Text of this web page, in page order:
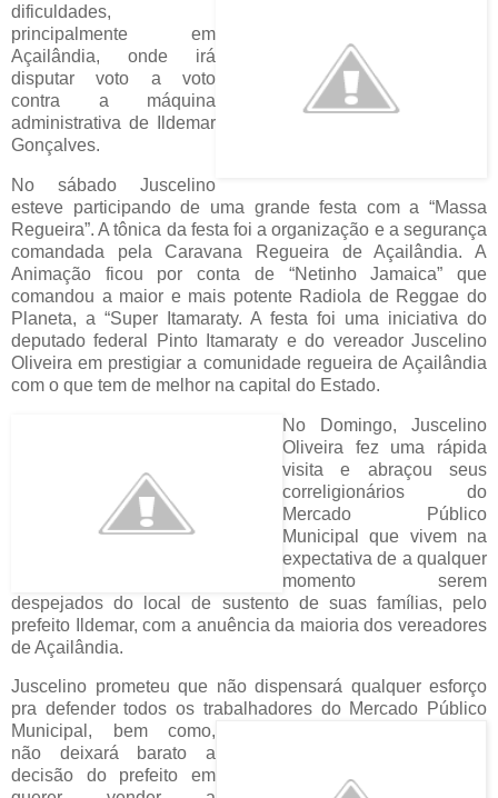
dificuldades,
principalmente em
Açailândia, onde irá
disputar voto a voto
contra a máquina
administrativa de Ildemar
Gonçalves.
No sábado Juscelino
esteve participando de uma grande festa com a “Massa
Regueira”. A tônica da festa foi a organização e a segurança
comandada pela Caravana Regueira de Açailândia. A
Animação ficou por conta de “Netinho Jamaica” que
comandou a maior e mais potente Radiola de Reggae do
Planeta, a “Super Itamaraty. A festa foi uma iniciativa do
deputado federal Pinto Itamaraty e do vereador Juscelino
Oliveira em prestigiar a comunidade regueira de Açailândia
com o que tem de melhor na capital do Estado.
No Domingo, Juscelino
Oliveira fez uma rápida
visita e abraçou seus
correligionários do
Mercado Público
Municipal que vivem na
expectativa de a qualquer
momento serem
despejados do local de sustento de suas famílias, pelo
prefeito Ildemar, com a anuência da maioria dos vereadores
de Açailândia.
Juscelino prometeu que não dispensará qualquer esforço
pra defender todos os trabalhadores do Mercado Público
Municipal, bem como,
não deixará barato a
decisão do prefeito em